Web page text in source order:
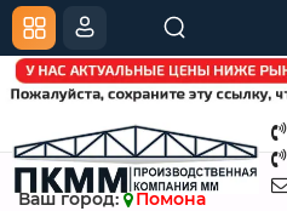
Ваш город:
Помона